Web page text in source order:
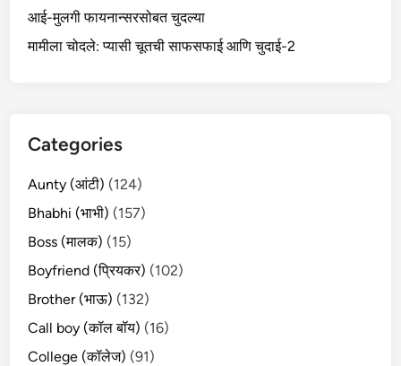
आई-मुलगी फायनान्सरसोबत चुदल्या
मामीला चोदले: प्यासी चूतची साफसफाई आणि चुदाई-2
Categories
Aunty (आंटी) (124)
Bhabhi (भाभी) (157)
Boss (मालक) (15)
Boyfriend (प्रियकर) (102)
Brother (भाऊ) (132)
Call boy (कॉल बॉय) (16)
College (कॉलेज) (91)